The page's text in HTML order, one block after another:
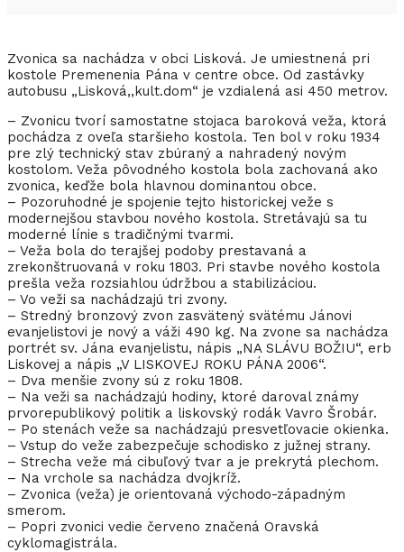
Zvonica sa nachádza v obci Lisková. Je umiestnená pri
kostole Premenenia Pána v centre obce. Od zastávky
autobusu „Lisková,,kult.dom“ je vzdialená asi 450 metrov.
– Zvonicu tvorí samostatne stojaca baroková veža, ktorá
pochádza z oveľa staršieho kostola. Ten bol v roku 1934
pre zlý technický stav zbúraný a nahradený novým
kostolom. Veža pôvodného kostola bola zachovaná ako
zvonica, keďže bola hlavnou dominantou obce.
– Pozoruhodné je spojenie tejto historickej veže s
modernejšou stavbou nového kostola. Stretávajú sa tu
moderné línie s tradičnými tvarmi.
– Veža bola do terajšej podoby prestavaná a
zrekonštruovaná v roku 1803. Pri stavbe nového kostola
prešla veža rozsiahlou údržbou a stabilizáciou.
– Vo veži sa nachádzajú tri zvony.
– Stredný bronzový zvon zasvätený svätému Jánovi
evanjelistovi je nový a váži 490 kg. Na zvone sa nachádza
portrét sv. Jána evanjelistu, nápis „NA SLÁVU BOŽIU“, erb
Liskovej a nápis „V LISKOVEJ ROKU PÁNA 2006“.
– Dva menšie zvony sú z roku 1808.
– Na veži sa nachádzajú hodiny, ktoré daroval známy
prvorepublikový politik a liskovský rodák Vavro Šrobár.
– Po stenách veže sa nachádzajú presvetľovacie okienka.
– Vstup do veže zabezpečuje schodisko z južnej strany.
– Strecha veže má cibuľový tvar a je prekrytá plechom.
– Na vrchole sa nachádza dvojkríž.
– Zvonica (veža) je orientovaná východo-západným
smerom.
– Popri zvonici vedie červeno značená Oravská
cyklomagistrála.